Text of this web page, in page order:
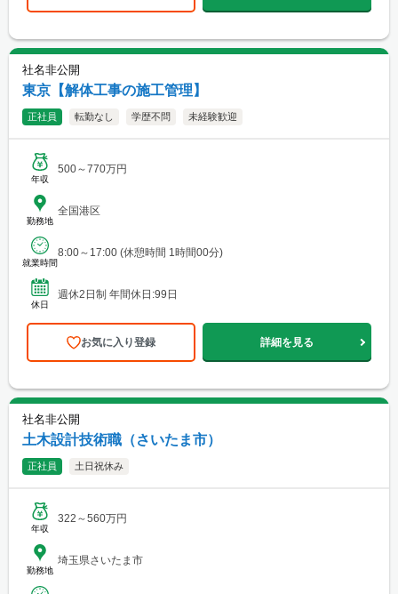
社名非公開
東京【解体工事の施工管理】
正社員 転勤なし 学歴不問 未経験歓迎
年収
500～770万円
勤務地
全国港区
就業時間
8:00～17:00 (休憩時間 1時間00分)
休日
週休2日制 年間休日:99日
お気に入り登録 詳細を見る
社名非公開
土木設計技術職（さいたま市）
正社員 土日祝休み
年収
322～560万円
勤務地
埼玉県さいたま市